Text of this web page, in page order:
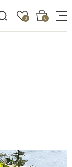
0 0